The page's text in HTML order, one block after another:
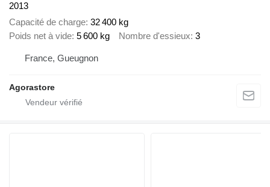
2013
Capacité de charge 32 400 kg
Poids net à vide 5 600 kg Nombre d'essieux 3
France, Gueugnon
Agorastore